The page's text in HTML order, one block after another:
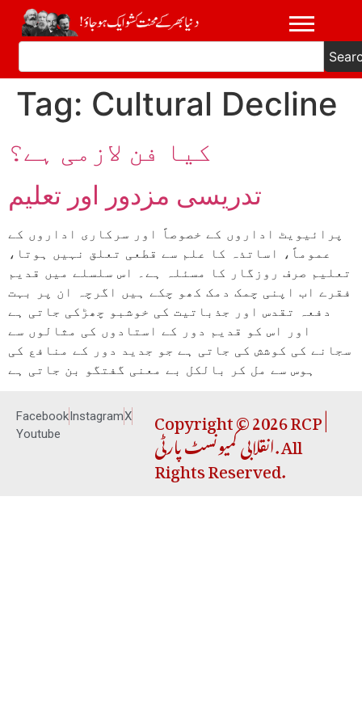
Tag: Cultural Decline
کیا فن لازمی ہے؟
تدریسی مزدور اور تعلیم
پرائیویٹ اداروں کے خصوصاً اور سرکاری اداروں کے
عموماً، اساتذہ کا علم سے قطعی تعلق نہیں ہوتا،
تعلیم صرف روزگار کا مسئلہ ہے۔ اس سلسلے میں قدیم
فقرے اب اپنی چمک دمک کھو چکے ہیں اگرچہ ان پر بہت
دفعہ تقدس اور جذباتیت کی خوشبو چھڑکی جاتی ہے
اور اس کو قدیم دور کے استادوں کی مثالوں سے
سجانے کی کوشش کی جاتی ہے جو جدید دور کے منافع کی
ہوس سے مل کر بالکل بے معنی گفتگو بن جاتی ہے
FacebookInstagramX
Youtube
Copyright © 2026 RCP |
انقلابی کمیونسٹ پارٹی. All
Rights Reserved.